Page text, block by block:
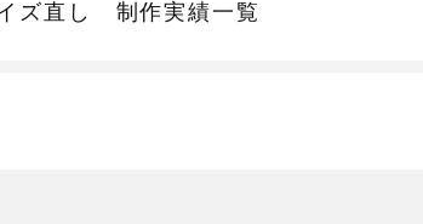
ズ直し 制作実績一覧